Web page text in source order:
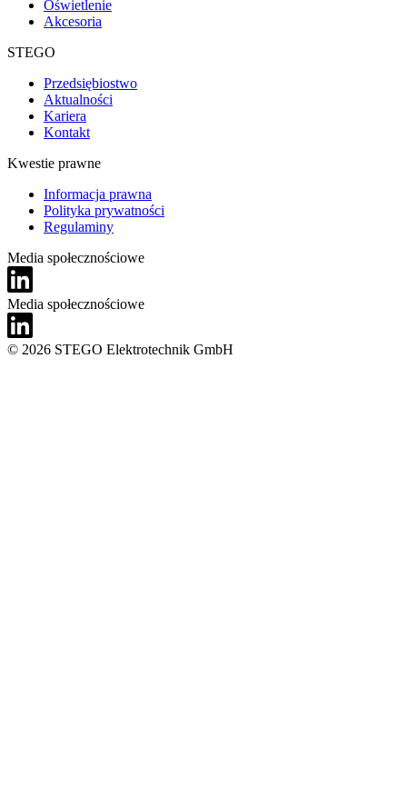
Oświetlenie
Akcesoria
STEGO
Przedsiębiostwo
Aktualności
Kariera
Kontakt
Kwestie prawne
Informacja prawna
Polityka prywatności
Regulaminy
Media społecznościowe
Media społecznościowe
© 2026 STEGO Elektrotechnik GmbH